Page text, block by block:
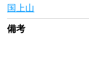
国上山
備考